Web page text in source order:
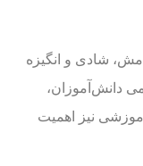
شادی و انگیزه
دانش‌آموزان،
نیز اهمیت